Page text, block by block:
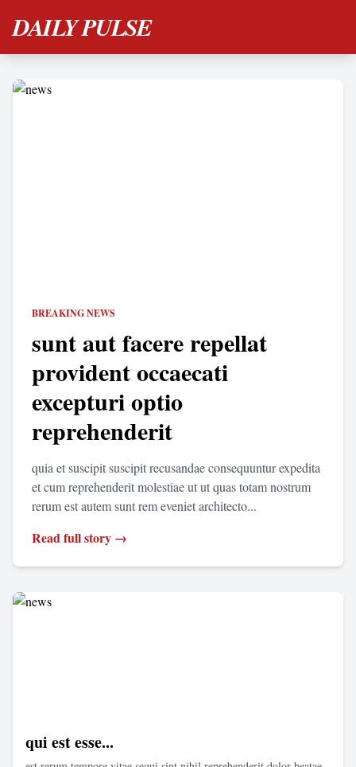
DAILY PULSE
BREAKING NEWS
sunt aut facere repellat
provident occaecati
excepturi optio
reprehenderit
quia et suscipit suscipit recusandae consequuntur expedita
et cum reprehenderit molestiae ut ut quas totam nostrum
rerum est autem sunt rem eveniet architecto...
Read full story →
qui est esse...